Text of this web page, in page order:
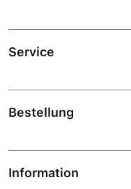
Service
Bestellung
Information